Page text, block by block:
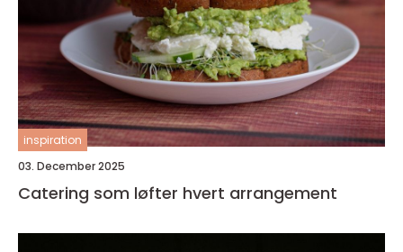
inspiration
03. December 2025
Catering som løfter hvert arrangement